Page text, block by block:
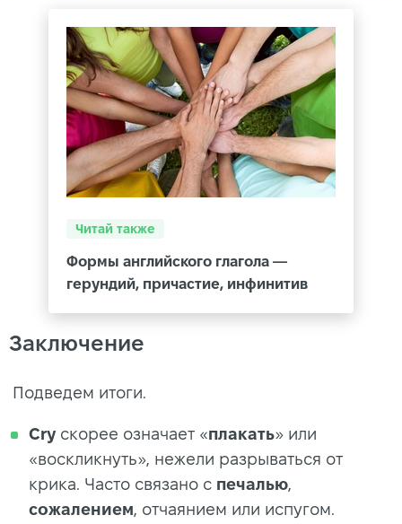
Читай также
Формы английского глагола —
герундий, причастие, инфинитив
Заключение
Подведем итоги.
Cry скорее означает «плакать» или
«воскликнуть», нежели разрываться от
крика. Часто связано с печалью,
сожалением, отчаянием или испугом.